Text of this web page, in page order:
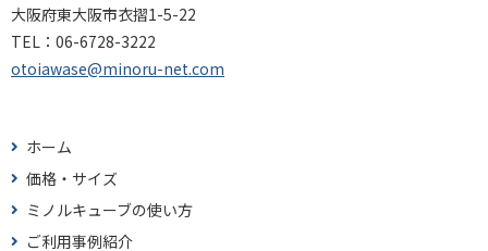
大阪府東大阪市衣摺1-5-22
TEL： 06-6728-3222
otoiawase@minoru-net.com
ホーム
価格・サイズ
ミノルキューブの使い方
ご利用事例紹介